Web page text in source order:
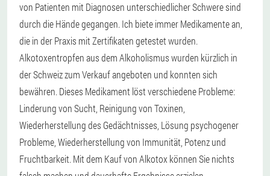
von Patienten mit Diagnosen unterschiedlicher Schwere sind
durch die Hände gegangen. Ich biete immer Medikamente an,
die in der Praxis mit Zertifikaten getestet wurden.
Alkotoxentropfen aus dem Alkoholismus wurden kürzlich in
der Schweiz zum Verkauf angeboten und konnten sich
bewähren. Dieses Medikament löst verschiedene Probleme:
Linderung von Sucht, Reinigung von Toxinen,
Wiederherstellung des Gedächtnisses, Lösung psychogener
Probleme, Wiederherstellung von Immunität, Potenz und
Fruchtbarkeit. Mit dem Kauf von Alkotox können Sie nichts